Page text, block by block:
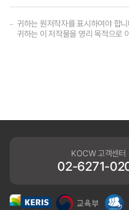
귀하는 원저작자를 표시하여야 합
귀하는 이 저작물을 영리 목적으로
KOCW 고객센터
02-6271-